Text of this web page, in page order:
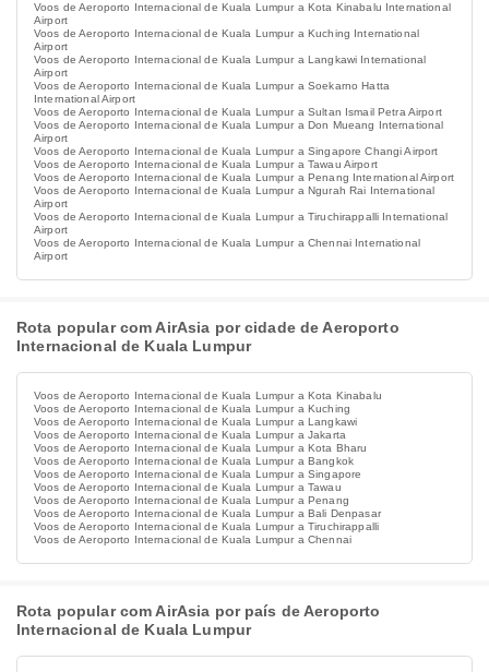
Voos de Aeroporto Internacional de Kuala Lumpur a Kota Kinabalu International
Airport
Voos de Aeroporto Internacional de Kuala Lumpur a Kuching International
Airport
Voos de Aeroporto Internacional de Kuala Lumpur a Langkawi International
Airport
Voos de Aeroporto Internacional de Kuala Lumpur a Soekarno Hatta
International Airport
Voos de Aeroporto Internacional de Kuala Lumpur a Sultan Ismail Petra Airport
Voos de Aeroporto Internacional de Kuala Lumpur a Don Mueang International
Airport
Voos de Aeroporto Internacional de Kuala Lumpur a Singapore Changi Airport
Voos de Aeroporto Internacional de Kuala Lumpur a Tawau Airport
Voos de Aeroporto Internacional de Kuala Lumpur a Penang International Airport
Voos de Aeroporto Internacional de Kuala Lumpur a Ngurah Rai International
Airport
Voos de Aeroporto Internacional de Kuala Lumpur a Tiruchirappalli International
Airport
Voos de Aeroporto Internacional de Kuala Lumpur a Chennai International
Airport
Rota popular com AirAsia por cidade de Aeroporto
Internacional de Kuala Lumpur
Voos de Aeroporto Internacional de Kuala Lumpur a Kota Kinabalu
Voos de Aeroporto Internacional de Kuala Lumpur a Kuching
Voos de Aeroporto Internacional de Kuala Lumpur a Langkawi
Voos de Aeroporto Internacional de Kuala Lumpur a Jakarta
Voos de Aeroporto Internacional de Kuala Lumpur a Kota Bharu
Voos de Aeroporto Internacional de Kuala Lumpur a Bangkok
Voos de Aeroporto Internacional de Kuala Lumpur a Singapore
Voos de Aeroporto Internacional de Kuala Lumpur a Tawau
Voos de Aeroporto Internacional de Kuala Lumpur a Penang
Voos de Aeroporto Internacional de Kuala Lumpur a Bali Denpasar
Voos de Aeroporto Internacional de Kuala Lumpur a Tiruchirappalli
Voos de Aeroporto Internacional de Kuala Lumpur a Chennai
Rota popular com AirAsia por país de Aeroporto
Internacional de Kuala Lumpur